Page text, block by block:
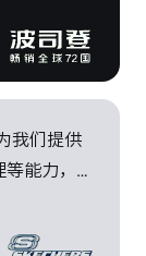
我们提供
能力，方